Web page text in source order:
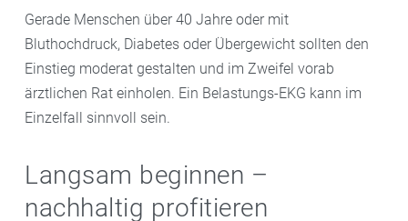
Gerade Menschen über 40 Jahre oder mit
Bluthochdruck, Diabetes oder Übergewicht sollten den
Einstieg moderat gestalten und im Zweifel vorab
ärztlichen Rat einholen. Ein Belastungs-EKG kann im
Einzelfall sinnvoll sein.
Langsam beginnen –
nachhaltig profitieren